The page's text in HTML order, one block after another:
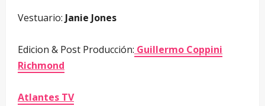
Vestuario: Janie Jones
Edicion & Post Producción: Guillermo Coppini
Richmond
Atlantes TV